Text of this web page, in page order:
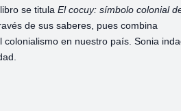
se titula El cocuy: símbolo colonial
de sus saberes, pues combina
en nuestro país. Sonia